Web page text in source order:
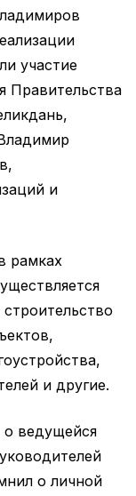
участие
Правительства
и
рамках
и другие.
о ведущейся
о личной